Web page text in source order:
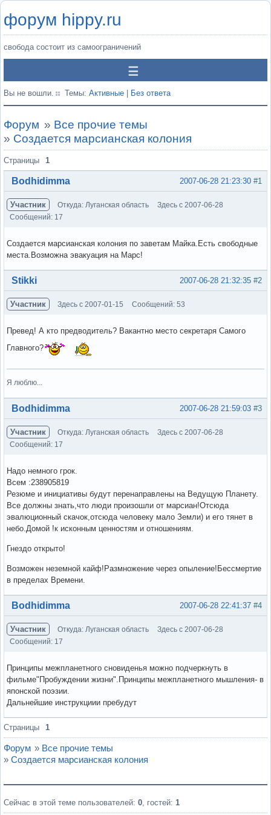
форум hippy.ru
свобода состоит из самоограничений
Вы не вошли. Темы: Активные Без ответа
Форум » Все прочие темы
» Создается марсианская колония
Страницы 1
#1
2007-06-28 21:23:30
Bodhidimma
Участник Откуда: Луганская область
Здесь с 2007-06-28
Сообщений: 17
Создается марсианская колония по заветам Майка.Есть свободные
места.Возможна эвакуация на Марс!
Вне форума #2
2007-06-28 21:32:35
Stikki
Участник Здесь с 2007-01-15 Сообщений: 53
Превед! А кто предводитель? Вакантно место секретаря Самого
Главного?
Я люблю...
Вне форума #3
2007-06-28 21:59:03
Bodhidimma
Участник Откуда: Луганская область
Здесь с 2007-06-28
Сообщений: 17
Надо немного грок.
Всем :238905819
Резюме и инициативы будут перенаправлены на Ведущую Планету.
Все должны знать,что люди произошли от марсиан!Отсюда
эвалюционный скачок,отсюда человеку мало Земли) и его тянет в
небо.Домой !к исконным ценностям и отношениям.
Гнездо открыто!
Возможен неземной кайф!Размножение через опыление!Бессмертие
в пределах Времени.
Вне форума #4
2007-06-28 22:41:37
Bodhidimma
Участник Откуда: Луганская область
Здесь с 2007-06-28
Сообщений: 17
Принципы межпланетного сновиденья можно подчеркнуть в
фильме"Пробуждении жизни".Принципы межпланетного мышления- в
японской поэзии.
Дальнейшие инструкциии пребудут
Вне форума
Страницы 1
Форум » Все прочие темы
» Создается марсианская колония
Сейчас в этой теме пользователей: 0 , гостей: 1